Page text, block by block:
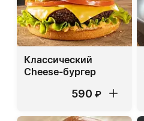
Классический
Cheese-бургер
590 ₽